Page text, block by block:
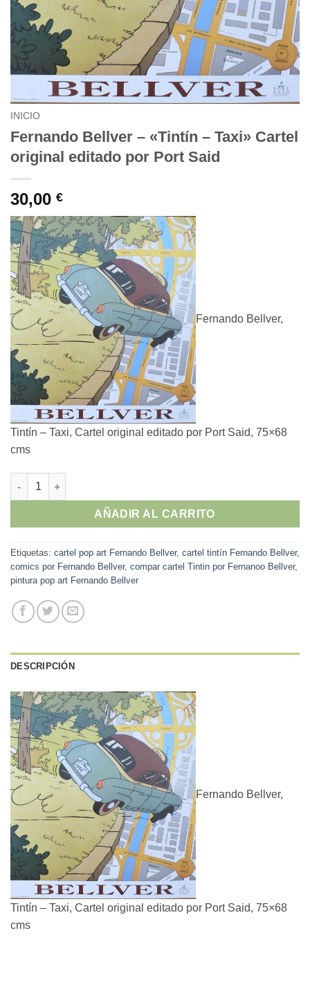
INICIO
Fernando Bellver – «Tintín – Taxi» Cartel
original editado por Port Said
30,00 €
Fernando Bellver,
Tintín – Taxi, Cartel original editado por Port Said, 75×68
cms
Fernando Bellver - "Tintín – Taxi" Cartel original editado por
AÑADIR AL CARRITO
Etiquetas: cartel pop art Fernando Bellver, cartel tintín Fernando Bellver,
comics por Fernando Bellver, compar cartel Tintin por Fernanoo Bellver,
pintura pop art Fernando Bellver
DESCRIPCIÓN
Fernando Bellver,
Tintín – Taxi, Cartel original editado por Port Said, 75×68
cms